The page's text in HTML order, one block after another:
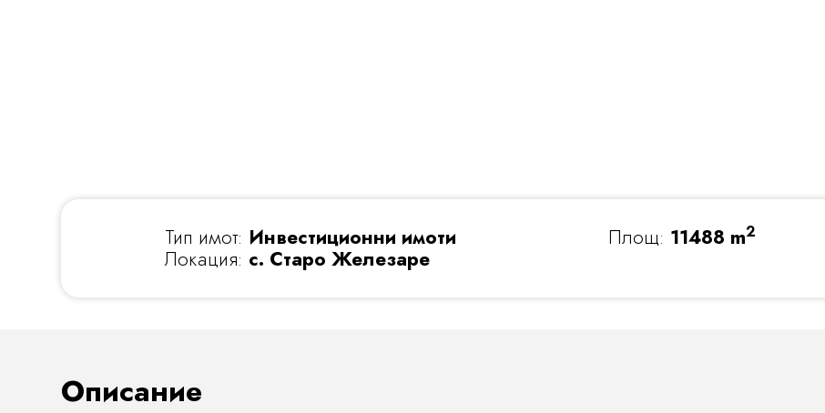
Тип имот: Инвестиционни имоти
Локация: с. Старо Железаре
Площ: 11488 m2
Описание